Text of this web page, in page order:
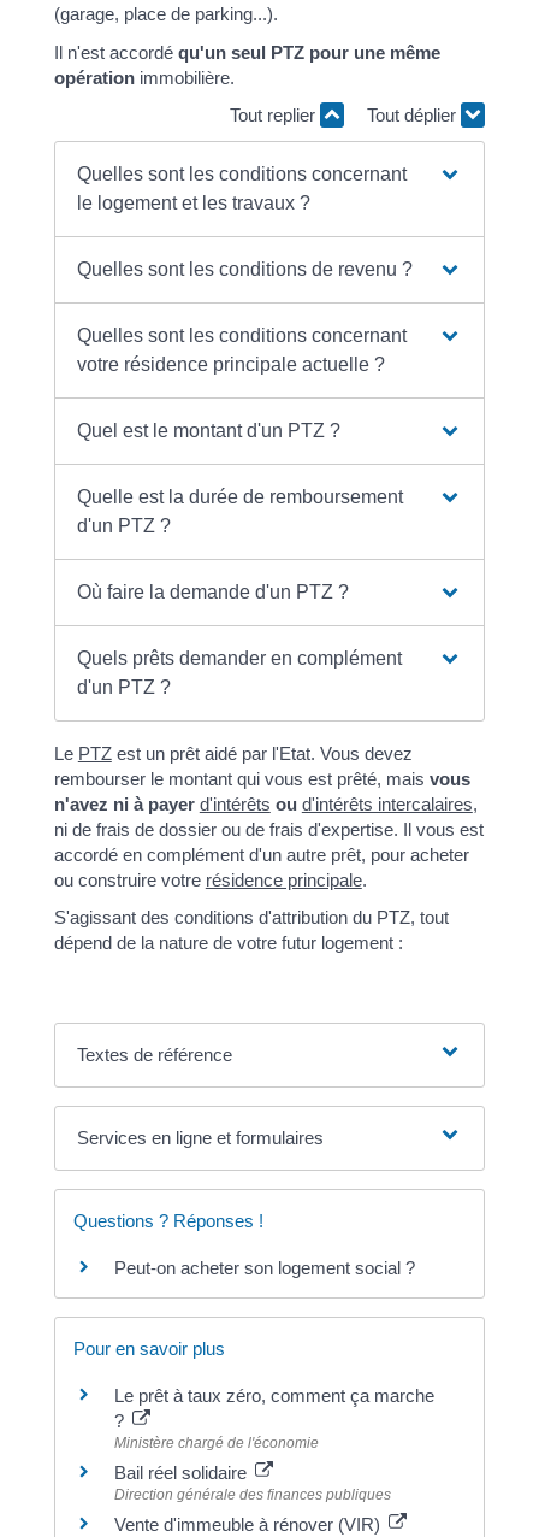
(garage, place de parking...).
Il n'est accordé qu'un seul PTZ pour une même
opérationimmobilière.
Tout replier
Tout déplier
Quelles sont les conditions concernant
le logement et les travaux ?
Quelles sont les conditions de revenu ?
Quelles sont les conditions concernant
votre résidence principale actuelle ?
Quel est le montant d'un PTZ ?
Quelle est la durée de remboursement
d'un PTZ ?
Où faire la demande d'un PTZ ?
Quels prêts demander en complément
d'un PTZ ?
Le PTZest un prêt aidé par l'Etat. Vous devez
rembourser le montant qui vous est prêté, mais vous
n'avez ni à payer d'intérêts ou d'intérêts intercalaires,
ni de frais de dossier ou de frais d'expertise. Il vous est
accordé en complément d'un autre prêt, pour acheter
ou construire votre résidence principale.
S'agissant des conditions d'attribution du PTZ, tout
dépend de la nature de votre futur logement :
Textes de référence
Services en ligne et formulaires
Questions ? Réponses !
Peut-on acheter son logement social ?
Pour en savoir plus
Le prêt à taux zéro, comment ça marche
?
Ministère chargé de l'économie
Bail réel solidaire
Direction générale des finances publiques
Vente d'immeuble à rénover (VIR)